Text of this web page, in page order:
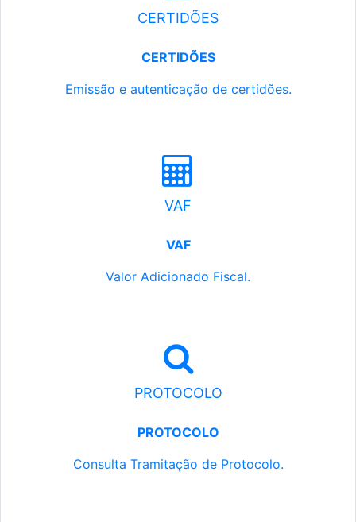
CERTIDÕES
CERTIDÕES
Emissão e autenticação de certidões.
VAF
VAF
Valor Adicionado Fiscal.
PROTOCOLO
PROTOCOLO
Consulta Tramitação de Protocolo.